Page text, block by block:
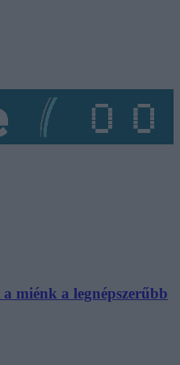
miénk a legnépszerűbb